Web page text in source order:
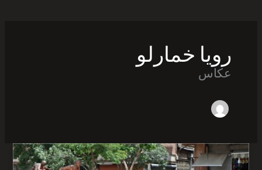
رویا خمارلو
عکاس
بازار
تهران